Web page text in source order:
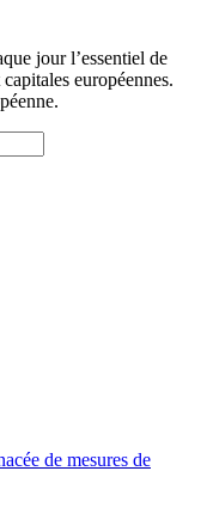
jour l’essentiel de
européennes.
de mesures de